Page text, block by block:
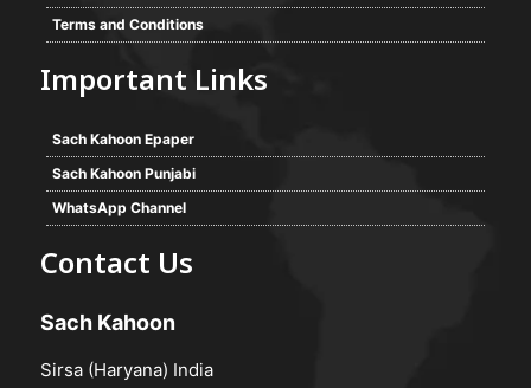
Terms and Conditions
Important Links
Sach Kahoon Epaper
Sach Kahoon Punjabi
WhatsApp Channel
Contact Us
Sach Kahoon
Sirsa (Haryana) India